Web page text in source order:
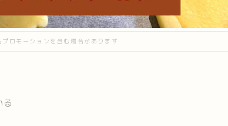
ロモーションを含む場合があります